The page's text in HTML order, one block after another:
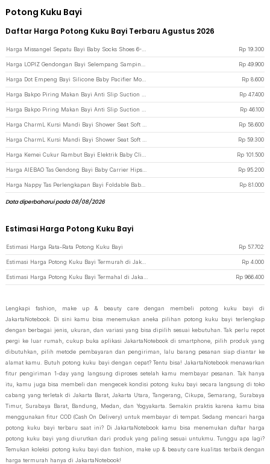
Potong Kuku Bayi
Daftar Harga Potong Kuku Bayi Terbaru Agustus 2026
Rp 19.300
Rp 49.900
Rp 8.600
Rp 47.400
Rp 46.100
Rp 58.600
Rp 59.300
Rp 101.500
Rp 95.200
Rp 81.000
Data diperbaharui pada 08/08/2026
Estimasi Harga Potong Kuku Bayi
Estimasi Harga Rata-Rata Potong Kuku Bayi Rp 57.702
Rp 4.000
Rp 966.400
Lengkapi fashion, make up & beauty care dengan membeli potong kuku bayi di
JakartaNotebook. Di sini kamu bisa menemukan aneka pilihan potong kuku bayi terlengkap
dengan berbagai jenis, ukuran, dan variasi yang bisa dipilih sesuai kebutuhan. Tak perlu repot
pergi ke luar rumah, cukup buka aplikasi JakartaNotebook di smartphone, pilih produk yang
dibutuhkan, pilih metode pembayaran dan pengiriman, lalu barang pesanan siap diantar ke
alamat kamu. Butuh potong kuku bayi dengan cepat? Tentu bisa! JakartaNotebook menawarkan
fitur pengiriman 1-day yang langsung diproses setelah kamu membayar pesanan. Tak hanya
itu, kamu juga bisa membeli dan mengecek kondisi potong kuku bayi secara langsung di toko
cabang yang terletak di Jakarta Barat, Jakarta Utara, Tangerang, Cikupa, Semarang, Surabaya
Timur, Surabaya Barat, Bandung, Medan, dan Yogyakarta. Semakin praktis karena kamu bisa
menggunakan fitur COD (Cash On Delivery) untuk membayar di tempat. Sedang mencari harga
potong kuku bayi terbaru saat ini? Di JakartaNotebook kamu bisa menemukan daftar harga
potong kuku bayi yang diurutkan dari produk yang paling sesuai untukmu. Tunggu apa lagi?
Temukan koleksi potong kuku bayi dan fashion, make up & beauty care kualitas terbaik dengan
harga termurah hanya di JakartaNotebook!